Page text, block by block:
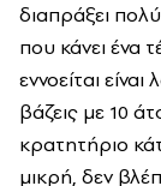
διαπράξει
που κάνει ένα
εννοείται
βάζεις με 10
κρατητήριο
μικρή, δεν